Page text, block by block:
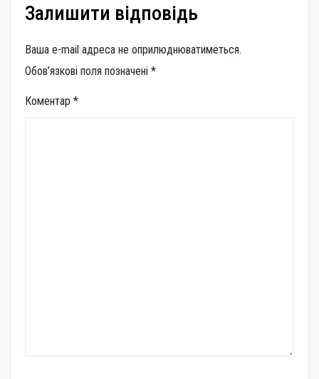
Залишити відповідь
Ваша e-mail адреса не оприлюднюватиметься.
Обов’язкові поля позначені *
Коментар *